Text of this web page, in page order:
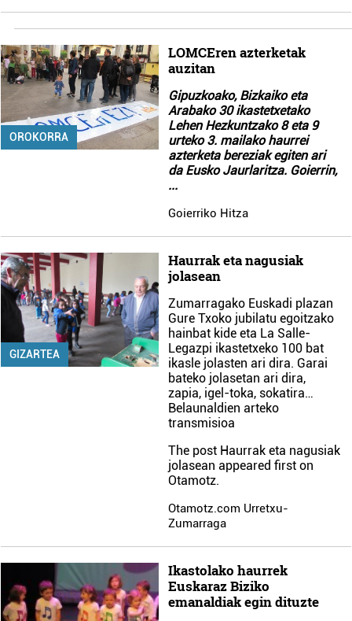
OROKORRA
LOMCEren azterketak
auzitan
Gipuzkoako, Bizkaiko eta
Arabako 30 ikastetxetako
Lehen Hezkuntzako 8 eta 9
urteko 3. mailako haurrei
azterketa bereziak egiten ari
da Eusko Jaurlaritza. Goierrin,
...
Goierriko Hitza
GIZARTEA
Haurrak eta nagusiak
jolasean
Zumarragako Euskadi plazan
Gure Txoko jubilatu egoitzako
hainbat kide eta La Salle-
Legazpi ikastetxeko 100 bat
ikasle jolasten ari dira. Garai
bateko jolasetan ari dira,
zapia, igel-toka, sokatira…
Belaunaldien arteko
transmisioa
The post Haurrak eta nagusiak
jolasean appeared first on
Otamotz.
Otamotz.com Urretxu-
Zumarraga
Ikastolako haurrek
Euskaraz Biziko
emanaldiak egin dituzte